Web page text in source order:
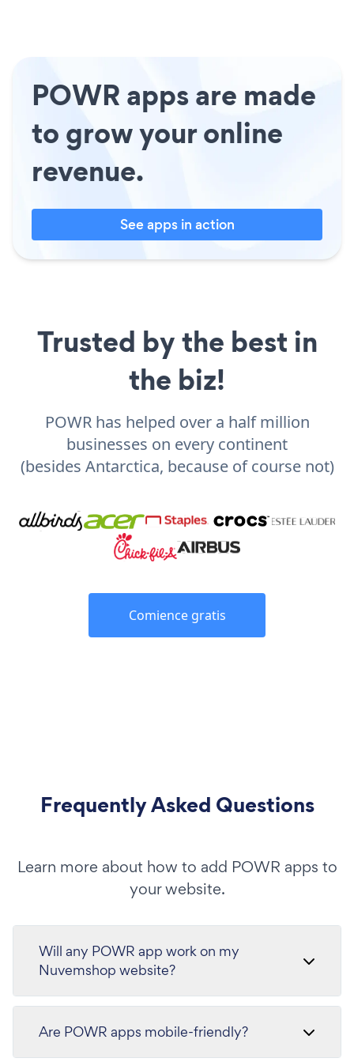
POWR apps are made
to grow your online
revenue.
See apps in action
Trusted by the best in
the biz!
POWR has helped over a half million
businesses on every continent
(besides Antarctica, because of course not)
Comience gratis
Frequently Asked Questions
Learn more about how to add POWR apps to
your website.
Will any POWR app work on my
Nuvemshop website?
Are POWR apps mobile-friendly?